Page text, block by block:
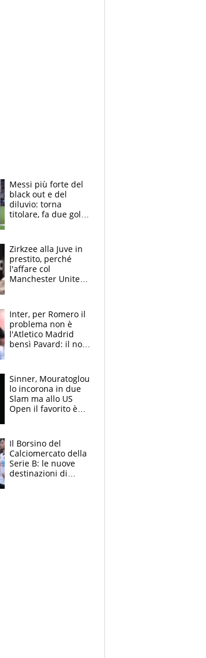
Messi più forte del
black out e del
diluvio: torna
titolare, fa due gol e
che ritiro
Zirkzee alla Juve in
prestito, perché
l'affare col
Manchester United
Inter, per Romero il
problema non è
l'Atletico Madrid
bensì Pavard: il no
Sinner, Mouratoglou
lo incorona in due
Slam ma allo US
Open il favorito è
museo
Il Borsino del
Calciomercato della
Serie B: le nuove
destinazioni di